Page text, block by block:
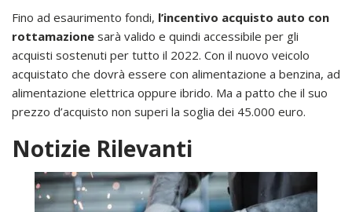
Fino ad esaurimento fondi, l’incentivo acquisto auto con
rottamazione sarà valido e quindi accessibile per gli
acquisti sostenuti per tutto il 2022. Con il nuovo veicolo
acquistato che dovrà essere con alimentazione a benzina, ad
alimentazione elettrica oppure ibrido. Ma a patto che il suo
prezzo d’acquisto non superi la soglia dei 45.000 euro.
Notizie Rilevanti